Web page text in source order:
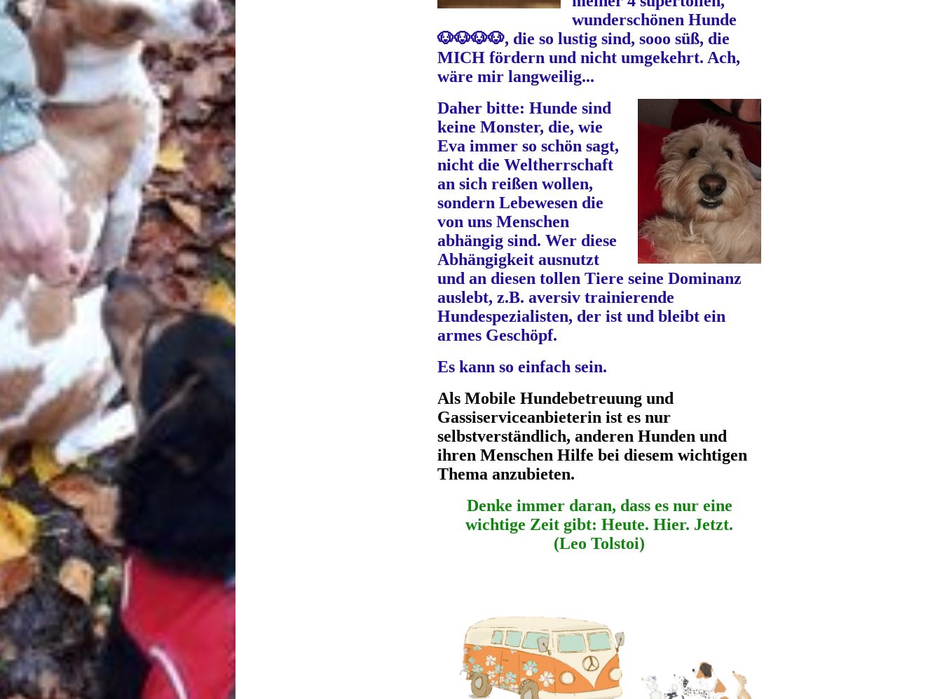
wunderschönen Hunde
🐶🐶🐶🐶, die so lustig sind, sooo süß, die
MICH fördern und nicht umgekehrt. Ach,
wäre mir langweilig...
Daher bitte: Hunde sind
keine Monster, die, wie
Eva immer so schön sagt,
nicht die Weltherrschaft
an sich reißen wollen,
sondern Lebewesen die
von uns Menschen
abhängig sind. Wer diese
Abhängigkeit ausnutzt
und an diesen tollen Tiere seine Dominanz
auslebt, z.B. aversiv trainierende
Hundespezialisten, der ist und bleibt ein
armes Geschöpf.
Es kann so einfach sein.
Als Mobile Hundebetreuung und
Gassiserviceanbieterin ist es nur
selbstverständlich, anderen Hunden und
ihren Menschen Hilfe bei diesem wichtigen
Thema anzubieten.
Denke immer daran, dass es nur eine
wichtige Zeit gibt: Heute. Hier. Jetzt.
(Leo Tolstoi)